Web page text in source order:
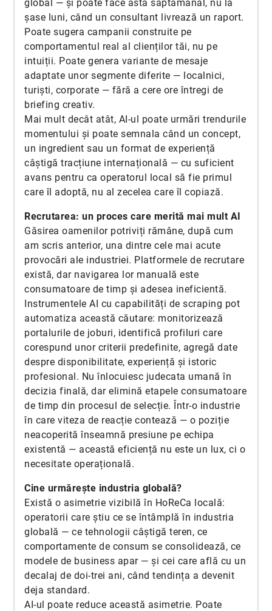
global — și poate face asta săptămânal, nu la
șase luni, când un consultant livrează un raport.
Poate sugera campanii construite pe
comportamentul real al clienților tăi, nu pe
intuiții. Poate genera variante de mesaje
adaptate unor segmente diferite — localnici,
turiști, corporate — fără a cere ore întregi de
briefing creativ.
Mai mult decât atât, AI-ul poate urmări trendurile
momentului și poate semnala când un concept,
un ingredient sau un format de experiență
câștigă tracțiune internațională — cu suficient
avans pentru ca operatorul local să fie primul
care îl adoptă, nu al zecelea care îl copiază.
Recrutarea: un proces care merită mai mult AI
Găsirea oamenilor potriviți rămâne, după cum
am scris anterior, una dintre cele mai acute
provocări ale industriei. Platformele de recrutare
există, dar navigarea lor manuală este
consumatoare de timp și adesea ineficientă.
Instrumentele AI cu capabilități de scraping pot
automatiza această căutare: monitorizează
portalurile de joburi, identifică profiluri care
corespund unor criterii predefinite, agregă date
despre disponibilitate, experiență și istoric
profesional. Nu înlocuiesc judecata umană în
decizia finală, dar elimină etapele consumatoare
de timp din procesul de selecție. Într-o industrie
în care viteza de reacție contează — o poziție
neacoperită înseamnă presiune pe echipa
existentă — această eficiență nu este un lux, ci o
necesitate operațională.
Cine urmărește industria globală?
Există o asimetrie vizibilă în HoReCa locală:
operatorii care știu ce se întâmplă în industria
globală — ce tehnologii câștigă teren, ce
comportamente de consum se consolidează, ce
modele de business apar — și cei care află cu un
decalaj de doi-trei ani, când tendința a devenit
deja standard.
AI-ul poate reduce această asimetrie. Poate